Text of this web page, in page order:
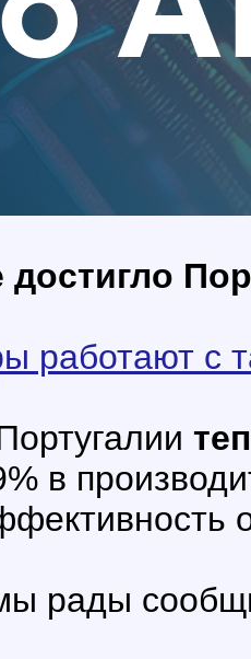
работают с
в
рады